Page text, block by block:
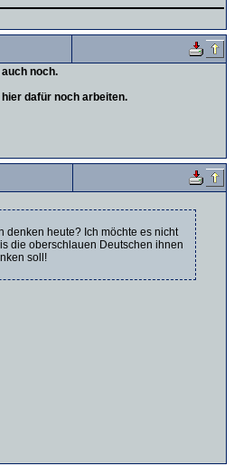
noch.
dafür noch arbeiten.
denken heute? Ich möchte es nicht
die oberschlauen Deutschen ihnen
soll!